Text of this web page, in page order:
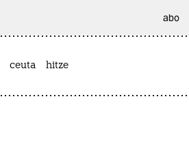
abo
ceuta hitze